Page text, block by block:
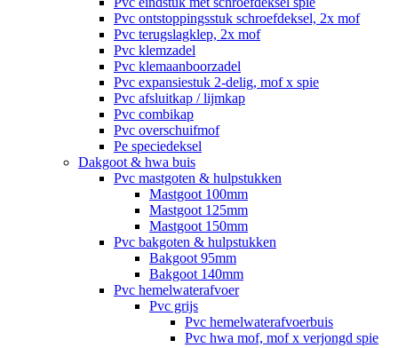
Pvc ontstoppingsstuk schroefdeksel, 2x mof
Pvc terugslagklep, 2x mof
Pvc klemzadel
Pvc klemaanboorzadel
Pvc expansiestuk 2-delig, mof x spie
Pvc afsluitkap / lijmkap
Pvc combikap
Pvc overschuifmof
Pe speciedeksel
Dakgoot & hwa buis
Pvc mastgoten & hulpstukken
Mastgoot 100mm
Mastgoot 125mm
Mastgoot 150mm
Pvc bakgoten & hulpstukken
Bakgoot 95mm
Bakgoot 140mm
Pvc hemelwaterafvoer
Pvc grijs
Pvc hemelwaterafvoerbuis
Pvc hwa mof, mof x verjongd spie